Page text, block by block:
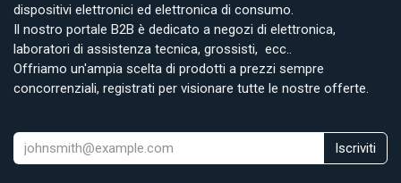
dispositivi elettronici ed elettronica di consumo.
Il nostro portale B2B è dedicato a negozi di elettronica,
laboratori di assistenza tecnica, grossisti, ecc..
Offriamo un'ampia scelta di prodotti a prezzi sempre
concorrenziali, registrati per visionare tutte le nostre offerte.
Iscriviti